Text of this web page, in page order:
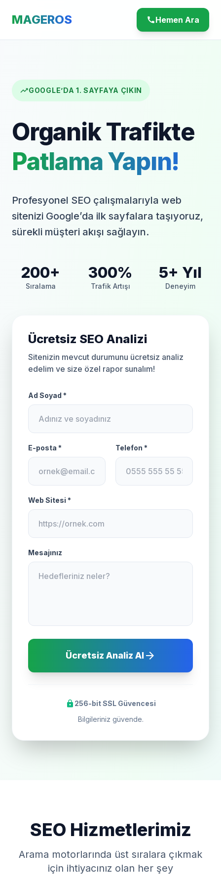
MAGEROS callHemen Ara
trending_upGOOGLE’DA 1. SAYFAYA ÇIKIN
Organik Trafikte
Patlama Yapın!
Profesyonel SEO çalışmalarıyla web
sitenizi Google’da ilk sayfalara taşıyoruz,
sürekli müşteri akışı sağlayın.
200+
Sıralama
300%
Trafik Artışı
5+ Yıl
Deneyim
Ücretsiz SEO Analizi
Sitenizin mevcut durumunu ücretsiz analiz
edelim ve size özel rapor sunalım!
Ad Soyad *
E-posta * Telefon *
Web Sitesi *
Mesajınız
Ücretsiz Analiz Alarrow_forward
lock 256-bit SSL Güvencesi
Bilgileriniz güvende.
SEO Hizmetlerimiz
Arama motorlarında üst sıralara çıkmak
için ihtiyacınız olan her şey